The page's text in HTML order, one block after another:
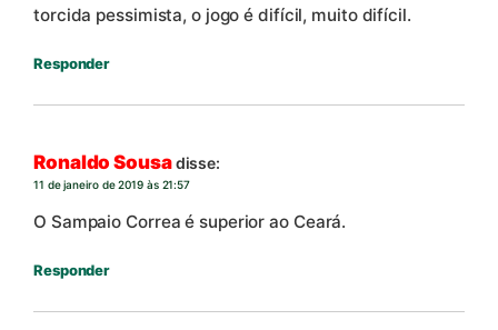
torcida pessimista, o jogo é difícil, muito difícil.
Responder
Ronaldo Sousadisse:
11 de janeiro de 2019 às 21:57
O Sampaio Correa é superior ao Ceará.
Responder